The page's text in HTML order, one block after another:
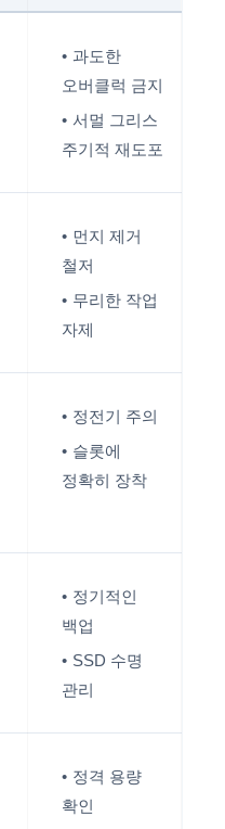
과도한
오버클럭 금지
서멀 그리스
주기적 재도포
먼지 제거
철저
무리한 작업
자제
정전기 주의
슬롯에
정확히 장착
정기적인
백업
SSD 수명
관리
정격 용량
확인